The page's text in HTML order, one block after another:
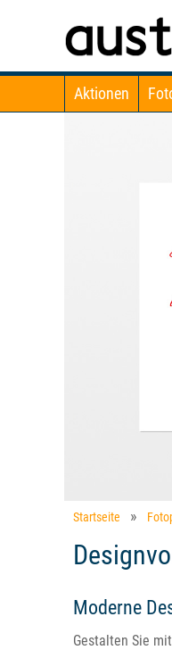
Aktionen
Startseite
Moderne
Gestalten Sie